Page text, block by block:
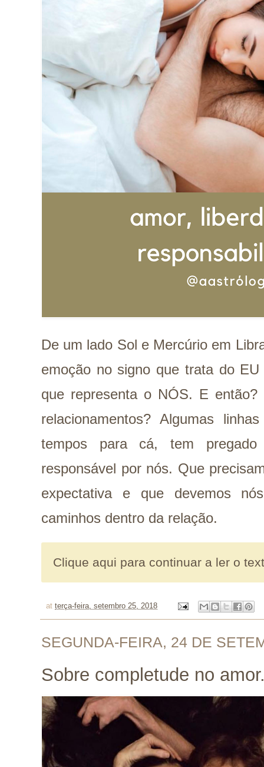
De um lado Sol e Mercúrio em
emoção no signo que trata do
que representa o NÓS. E
relacionamentos? Algumas
tempos para cá, tem
responsável por nós. Que
expectativa e que devemos
caminhos dentro da relação.
Clique aqui para continuar a ler o
at terça-feira, setembro 25, 2018
SEGUNDA-FEIRA, 24 DE
Sobre completude no